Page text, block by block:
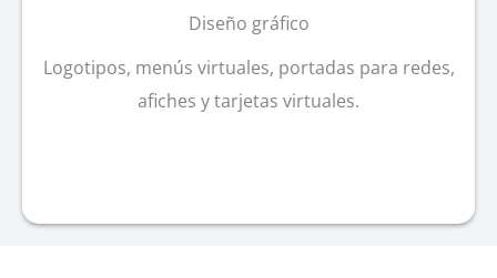
Diseño gráfico
Logotipos, menús virtuales, portadas para redes,
afiches y tarjetas virtuales.